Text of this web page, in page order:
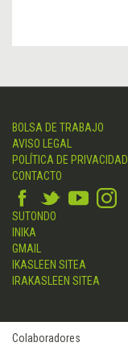
BOLSA DE TRABAJO
AVISO LEGAL
POLÍTICA DE PRIVACIDAD
CONTACTO
SUTONDO
INIKA
GMAIL
IKASLEEN SITEA
IRAKASLEEN SITEA
Colaboradores